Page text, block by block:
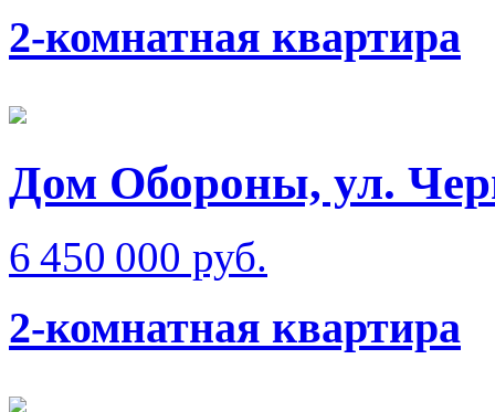
2-комнатная квартира
Дом Обороны, ул.
6 450 000 руб.
2-комнатная квартира